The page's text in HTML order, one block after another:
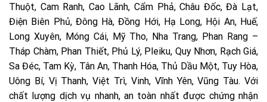
Thuột, Cam Ranh, Cao Lãnh, Cẩm Phả, Châu Đốc, Đà Lạt,
Điện Biên Phủ, Đông Hà, Đồng Hới, Hạ Long, Hội An, Huế,
Long Xuyên, Móng Cái, Mỹ Tho, Nha Trang, Phan Rang –
Tháp Chàm, Phan Thiết, Phủ Lý, Pleiku, Quy Nhơn, Rạch Giá,
Sa Đéc, Tam Kỳ, Tân An, Thanh Hóa, Thủ Dầu Một, Tuy Hòa,
Uông Bí, Vị Thanh, Việt Trì, Vinh, Vĩnh Yên, Vũng Tàu. Với
chất lượng dịch vụ nhanh, an toàn nhất được chứng nhận